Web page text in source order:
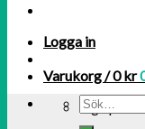
Logga in
Varukorg /0kr
Inga